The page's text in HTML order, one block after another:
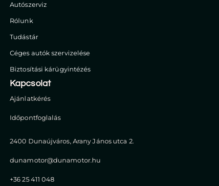
Autószerviz
Rólunk
Tudástár
Céges autók szervizelése
Biztosítási kárügyintézés
Kapcsolat
Ajánlatkérés
Időpontfoglalás
2400 Dunaújváros, Arany János utca 2.
dunamotor@dunamotor.hu
+36 25 411 048